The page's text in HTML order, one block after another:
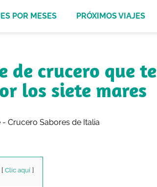
POR MESES PRÓXIMOS VIAJES
de crucero que te
los siete mares
Clic aquí